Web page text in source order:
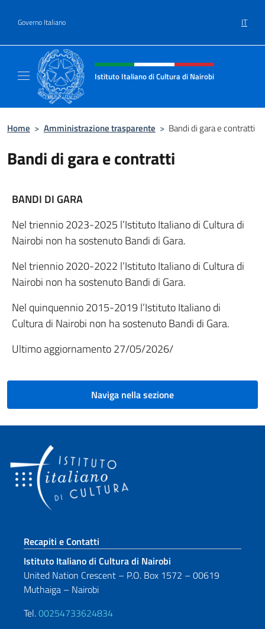
Governo Italiano IT
Intestazione sito, social e menù
Istituto Italiano di Cultura di Nairobi
Home > Amministrazione trasparente > Bandi di gara e contratti
Bandi di gara e contratti
BANDI DI GARA
Nel triennio 2023-2025 l’Istituto Italiano di Cultura di
Nairobi non ha sostenuto Bandi di Gara.
Nel triennio 2020-2022 l’Istituto Italiano di Cultura di
Nairobi non ha sostenuto Bandi di Gara.
Nel quinquennio 2015-2019 l’Istituto Italiano di
Cultura di Nairobi non ha sostenuto Bandi di Gara.
Ultimo aggiornamento 27/05/2026/
Naviga nella sezione
Sezione footer
Recapiti e Contatti
Istituto Italiano di Cultura di Nairobi
United Nation Crescent – P.O. Box 1572 – 00619
Muthaiga – Nairobi
Tel.00254733624834